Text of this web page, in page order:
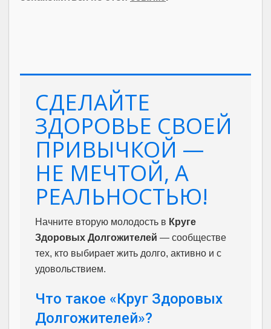
СДЕЛАЙТЕ
ЗДОРОВЬЕ СВОЕЙ
ПРИВЫЧКОЙ —
НЕ МЕЧТОЙ, А
РЕАЛЬНОСТЬЮ!
Начните вторую молодость в Круге
Здоровых Долгожителей — сообществе
тех, кто выбирает жить долго, активно и с
удовольствием.
Что такое «Круг Здоровых
Долгожителей»?